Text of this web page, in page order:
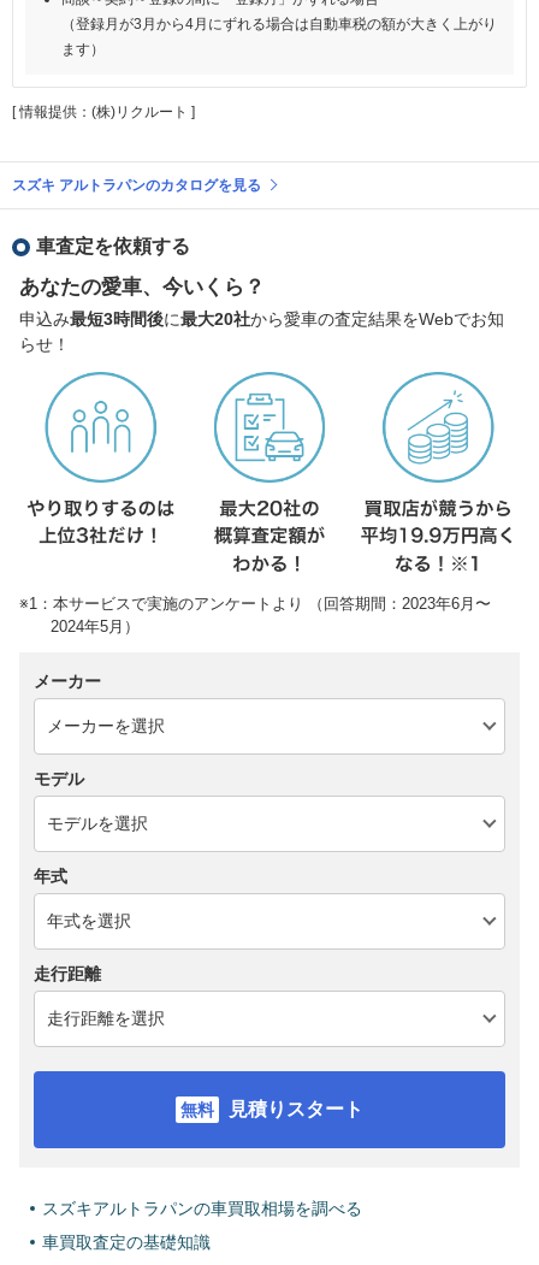
（登録月が3月から4月にずれる場合は自動車税の額が大きく上がり
ます）
[ 情報提供：(株)リクルート ]
スズキ アルトラパンのカタログを見る
車査定を依頼する
あなたの愛車、今いくら？
申込み最短3時間後に最大20社から愛車の査定結果をWebでお知
らせ！
※1：本サービスで実施のアンケートより （回答期間：2023年6月〜
2024年5月）
メーカー
モデル
年式
走行距離
見積りスタート
スズキアルトラパンの車買取相場を調べる
車買取査定の基礎知識